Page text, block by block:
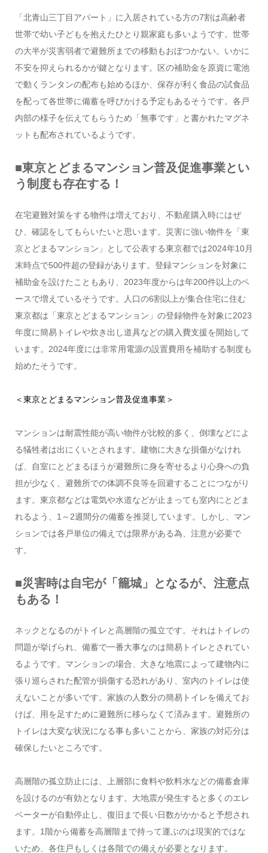
「北青山三丁目アパート」に入居されている方の7割は高齢者
世帯で幼い子どもを抱えたひとり親家庭も多いようです。世帯
の大半が災害弱者で避難所までの移動もおぼつかない。いかに
不安を抑えられるかが鍵となります。区の補助金を原資に電池
で動くランタンの配布も始めるほか、保存が利く食品の試食品
を配って各世帯に備蓄を呼びかける予定もあるそうです。各戸
内部の様子を伝えてもらうため「無事です」と書かれたマグネ
ットも配布されているようです。
■東京とどまるマンション普及促進事業とい
う制度も存在する！
在宅避難対策をする物件は増えており、不動産購入時にはぜ
ひ、確認をしてもらいたいと思います。災害に強い物件を「東
京とどまるマンション」として公表する東京都では2024年10月
末時点で500件超の登録があります。登録マンションを対象に
補助金を設けたこともあり、2023年度からは年200件以上のペ
ースで増えているそうです。人口の6割以上が集合住宅に住む
東京都は「東京とどまるマンション」の登録物件を対象に2023
年度に簡易トイレや炊き出し道具などの購入費支援を開始して
います。2024年度には非常用電源の設置費用を補助する制度も
始めたそうです。
＜東京とどまるマンション普及促進事業＞
マンションは耐震性能が高い物件が比較的多く、倒壊などによ
る犠牲者は出にくいとされます。建物に大きな損傷がなけれ
ば、自室にとどまるほうが避難所に身を寄せるより心身への負
担が少なく、避難所での体調不良等を回避することにつながり
ます。東京都などは電気や水道などが止まっても室内にとどま
れるよう、1～2週間分の備蓄を推奨しています。しかし、マン
ションでは各戸単位の備えでは限界がある為、注意が必要で
す。
■災害時は自宅が「籠城」となるが、注意点
もある！
ネックとなるのがトイレと高層階の孤立です。それはトイレの
問題が挙げられ、備蓄で一番大事なのは簡易トイレとされてい
るようです。マンションの場合、大きな地震によって建物内に
張り巡らされた配管が損傷する恐れがあり、室内のトイレは使
えないことが多いです。家族の人数分の簡易トイレを備えてお
けば、用を足すために避難所に移らなくて済みます。避難所の
トイレは大変な状況になる事も多いことから、家族の対応分は
確保したいところです。
高層階の孤立防止には、上層部に食料や飲料水などの備蓄倉庫
を設けるのが有効となります。大地震が発生すると多くのエレ
ベーターが自動停止し、復旧まで長い日数がかかると予想され
ます。1階から備蓄を高層階まで持って運ぶのは現実的ではな
いため、各住戸もしくは各階での備えが必要となります。